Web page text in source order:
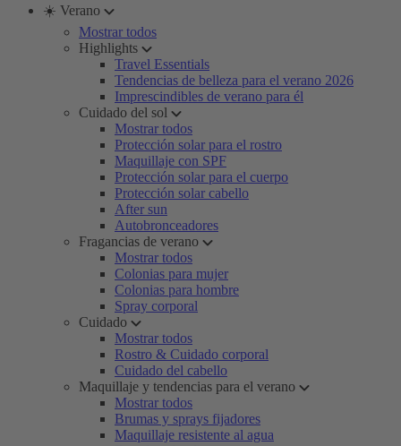
☀️ Verano
Mostrar todos
Highlights
Travel Essentials
Tendencias de belleza para el verano 2026
Imprescindibles de verano para él
Cuidado del sol
Mostrar todos
Protección solar para el rostro
Maquillaje con SPF
Protección solar para el cuerpo
Protección solar cabello
After sun
Autobronceadores
Fragancias de verano
Mostrar todos
Colonias para mujer
Colonias para hombre
Spray corporal
Cuidado
Mostrar todos
Rostro & Cuidado corporal
Cuidado del cabello
Maquillaje y tendencias para el verano
Mostrar todos
Brumas y sprays fijadores
Maquillaje resistente al agua